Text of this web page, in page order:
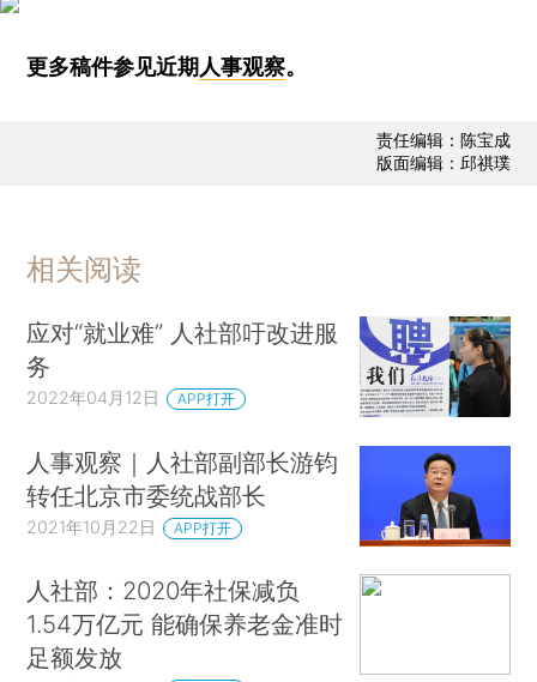
更多稿件参见近期人事观察。
责任编辑：陈宝成
版面编辑：邱祺璞
相关阅读
应对“就业难” 人社部吁改进服
务
2022年04月12日 APP打开
人事观察｜人社部副部长游钧
转任北京市委统战部长
2021年10月22日 APP打开
人社部：2020年社保减负
1.54万亿元 能确保养老金准时
足额发放